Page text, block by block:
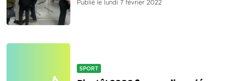
Publié le lundi 7 février 2022
SPORT